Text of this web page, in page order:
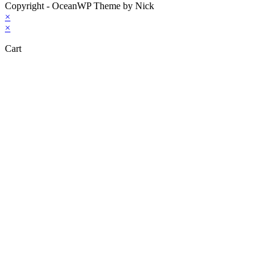
Copyright - OceanWP Theme by Nick
×
×
Cart